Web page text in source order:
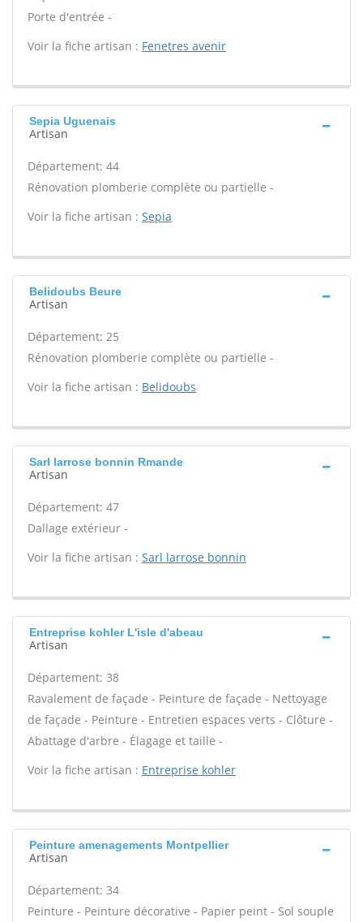
Porte d'entrée -
Voir la fiche artisan : Fenetres avenir
Sepia Uguenais
Artisan
Département: 44
Rénovation plomberie complète ou partielle -
Voir la fiche artisan : Sepia
Belidoubs Beure
Artisan
Département: 25
Rénovation plomberie complète ou partielle -
Voir la fiche artisan : Belidoubs
Sarl larrose bonnin Rmande
Artisan
Département: 47
Dallage extérieur -
Voir la fiche artisan : Sarl larrose bonnin
Entreprise kohler L'isle d'abeau
Artisan
Département: 38
Ravalement de façade - Peinture de façade - Nettoyage
de façade - Peinture - Entretien espaces verts - Clôture -
Abattage d'arbre - Élagage et taille -
Voir la fiche artisan : Entreprise kohler
Peinture amenagements Montpellier
Artisan
Département: 34
Peinture - Peinture décorative - Papier peint - Sol souple